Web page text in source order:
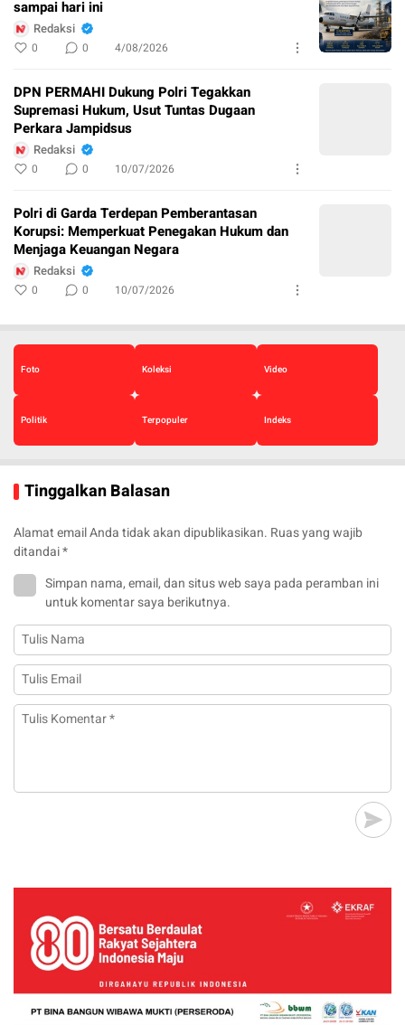
sampai hari ini
Redaksi
0 0 4/08/2026
DPN PERMAHI Dukung Polri Tegakkan
Supremasi Hukum, Usut Tuntas Dugaan
Perkara Jampidsus
Redaksi
0 0 10/07/2026
Polri di Garda Terdepan Pemberantasan
Korupsi: Memperkuat Penegakan Hukum dan
Menjaga Keuangan Negara
Redaksi
0 0 10/07/2026
Foto Koleksi Video
Politik Terpopuler Indeks
Tinggalkan Balasan
Alamat email Anda tidak akan dipublikasikan. Ruas yang wajib
ditandai*
Simpan nama, email, dan situs web saya pada peramban ini
untuk komentar saya berikutnya.